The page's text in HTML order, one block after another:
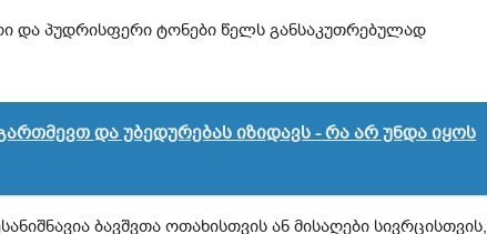
და პუდრისფერი ტონები წელს განსაკუთრებულად
და უბედურებას იზიდავს - რა არ უნდა იყოს
ბავშვთა ოთახისთვის ან მისაღები სივრცისთვის,